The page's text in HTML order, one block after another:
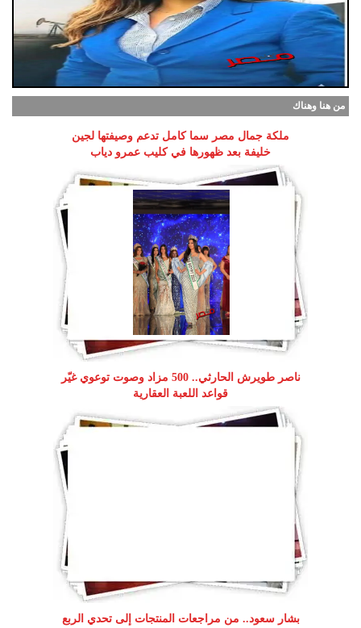
من هنا وهناك
ملكة جمال مصر سما كامل تدعم وصيفتها لجين
خليفة بعد ظهورها في كليب عمرو دياب
ناصر طويرش الحارثي.. 500 مزاد وصوت توعوي غيّر
قواعد اللعبة العقارية
بشار سعود.. من مراجعات المنتجات إلى تحدي الربع